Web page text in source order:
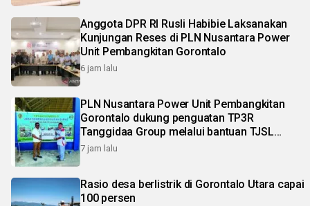
Anggota DPR RI Rusli Habibie Laksanakan
Kunjungan Reses di PLN Nusantara Power
Unit Pembangkitan Gorontalo
6 jam lalu
PLN Nusantara Power Unit Pembangkitan
Gorontalo dukung penguatan TP3R
Tanggidaa Group melalui bantuan TJSL
berbasis ekonomi sirkular
7 jam lalu
Rasio desa berlistrik di Gorontalo Utara capai
100 persen